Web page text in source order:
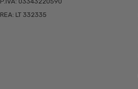
REA: LT 332335